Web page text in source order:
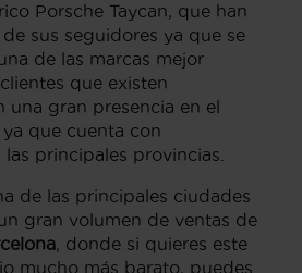
Porsche Taycan, que han
sus seguidores ya que se
de las marcas mejor
que existen
una gran presencia en el
que cuenta con
principales provincias.
de las principales ciudades
gran volumen de ventas de
, donde si quieres este
mucho más barato, puedes